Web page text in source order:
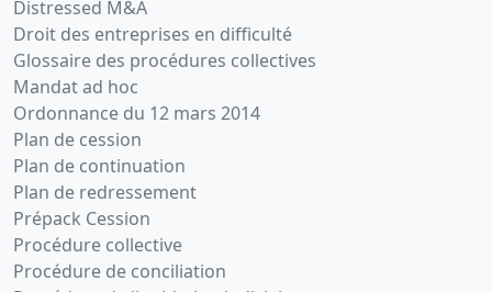
Distressed M&A
Droit des entreprises en difficulté
Glossaire des procédures collectives
Mandat ad hoc
Ordonnance du 12 mars 2014
Plan de cession
Plan de continuation
Plan de redressement
Prépack Cession
Procédure collective
Procédure de conciliation